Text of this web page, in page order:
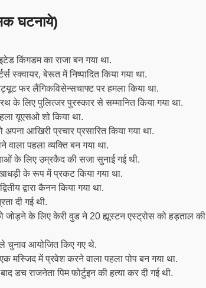
घटनाये)
किंगडम का राजा बन गया था.
स्क्वायर, बेरूत में निष्पादित किया गया था.
फर लैंगिकविसेन्सचाफ्ट पर हमला किया था.
लिए पुलित्जर पुरस्कार से सम्मानित किया गया था.
यूएसओ शो किया था.
आखिरी प्रचार प्रसारित किया गया था.
पहला व्यक्ति बन गया था.
के लिए उम्रकैद की सजा सुनाई गई थी.
के रूप में प्रकट किया गया था.
द्वारा कैनन किया गया था.
दी गई थी.
जोड़ने के लिए केरी वुड ने 20 ह्यूस्टन एस्ट्रोस को हड़ताल की
आयोजित किए गए थे.
एक मस्जिद में प्रवेश करने वाला पहला पोप बन गया था.
डच राजनेता पिम फोर्टुइन की हत्या कर दी गई थी.